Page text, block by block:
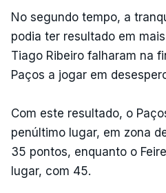
No segundo tempo, a
podia ter resultado em
Tiago Ribeiro falharam na
Paços a jogar em
Com este resultado, o
penúltimo lugar, em zona
35 pontos, enquanto o
lugar, com 45.